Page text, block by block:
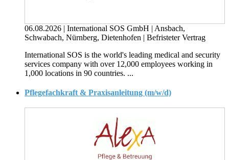
06.08.2026 | International SOS GmbH | Ansbach,
Schwabach, Nürnberg, Dietenhofen | Befristeter Vertrag
International SOS is the world's leading medical and security
services company with over 12,000 employees working in
1,000 locations in 90 countries. ...
Pflegefachkraft & Praxisanleitung (m/w/d)